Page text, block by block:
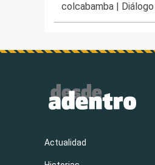
colcabamba |
Actualidad